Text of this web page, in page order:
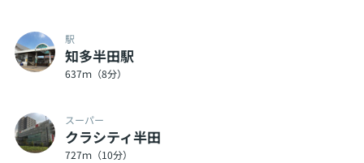
駅
知多半田駅
637ｍ（8分）
スーパー
クラシティ半田
727ｍ（10分）